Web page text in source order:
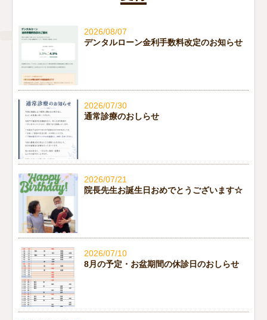
2026/08/07
デンタルローン金利手数料改定のお知らせ
2026/07/30
通常診療のおしらせ
2026/07/21
院長先生お誕生日おめでとうございます☆
2026/07/10
8月の予定・お盆期間の休診日のおしらせ